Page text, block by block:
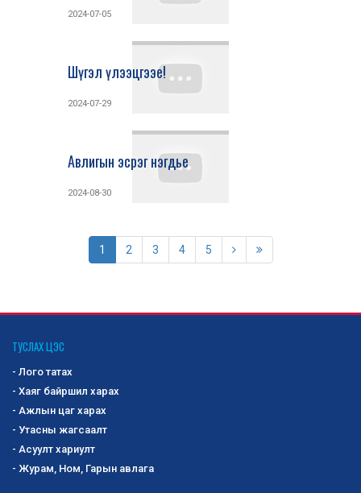
2024-07-05
Шүгэл үлээцгээе!
2024-07-29
Авлигын эсрэг нэгдье
2024-08-30
1 2 3 4 5
ТУСЛАХ ЦЭС
- Лого татах
- Хаяг байршил харах
- Ажлын цаг харах
- Утасны жагсаалт
- Асуулт хариулт
- Журам, Ном, Гарын авлага